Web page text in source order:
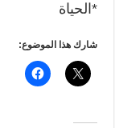
*الحياة
شارك هذا الموضوع: